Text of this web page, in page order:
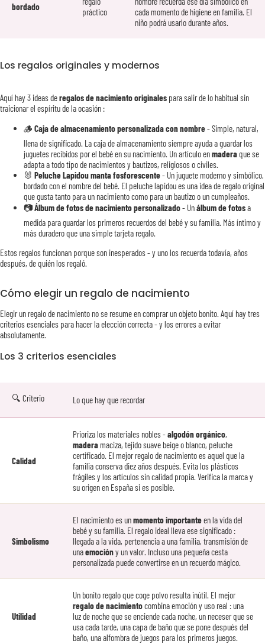
bordado
práctico
cada momento de higiene en familia. El
niño podrá usarlo durante años.
Los regalos originales y modernos
Aquí hay 3 ideas deregalos de nacimiento originales para salir de lo habitual sin
traicionar el espíritu de la ocasión :
🪵 Caja de almacenamiento personalizada con nombre- Simple, natural,
llena de significado. La caja de almacenamiento siempre ayuda a guardar los
juguetes recibidos por el bebé en su nacimiento. Un artículo enmaderaque se
adapta a todo tipo de nacimientos y bautizos, religiosos o civiles.
🐰 Peluche Lapidou manta fosforescente- Un juguete moderno y simbólico,
bordado con el nombre del bebé. El peluche lapidou es una idea de regalo original
que gusta tanto para un nacimiento como para un bautizo o un cumpleaños.
📷Álbum de fotos de nacimiento personalizado- Unálbum de fotosa
medida para guardar los primeros recuerdos del bebé y su familia. Más íntimo y
más duradero que una simple tarjeta regalo.
Estos regalos funcionan porque son inesperados - y uno los recuerda todavía, años
después, de quién los regaló.
Cómo elegir un regalo de nacimiento
Elegir un regalo de nacimiento no se resume en comprar un objeto bonito. Aquí hay tres
criterios esenciales para hacer la elección correcta - y los errores a evitar
absolutamente.
Los 3 criterios esenciales
🔍 Criterio Lo que hay que recordar
Calidad
Prioriza los materiales nobles -algodón orgánico,
madera maciza, tejido suave beige o blanco, peluche
certificado. El mejor regalo de nacimiento es aquel que la
familia conserva diez años después. Evita los plásticos
frágiles y los artículos sin calidad propia. Verifica la marca y
su origen en España si es posible.
Simbolismo
El nacimiento es unmomento importanteen la vida del
bebé y su familia. El regalo ideal lleva ese significado :
llegada a la vida, pertenencia a una familia, transmisión de
unaemocióny un valor. Incluso una pequeña cesta
personalizada puede convertirse en un recuerdo mágico.
Utilidad
Un bonito regalo que coge polvo resulta inútil. El mejor
regalo de nacimientocombina emoción y uso real : una
luz de noche que se enciende cada noche, un neceser que se
usa cada tarde, una capa de baño que se pone después del
baño, una alfombra de juegos para los primeros juegos.